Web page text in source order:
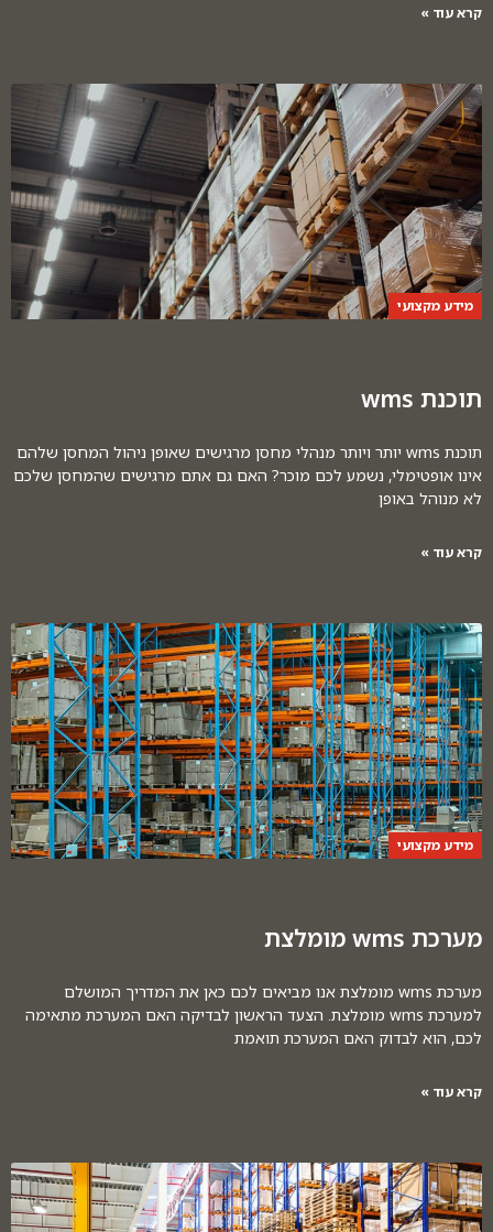
קרא עוד »
מידע מקצועי
תוכנת wms
תוכנת wms יותר ויותר מנהלי מחסן מרגישים שאופן ניהול המחסן שלהם
אינו אופטימלי, נשמע לכם מוכר? האם גם אתם מרגישים שהמחסן שלכם
לא מנוהל באופן
קרא עוד »
מידע מקצועי
מערכת wms מומלצת
מערכת wms מומלצת אנו מביאים לכם כאן את המדריך המושלם
למערכת wms מומלצת. הצעד הראשון לבדיקה האם המערכת מתאימה
לכם, הוא לבדוק האם המערכת תואמת
קרא עוד »